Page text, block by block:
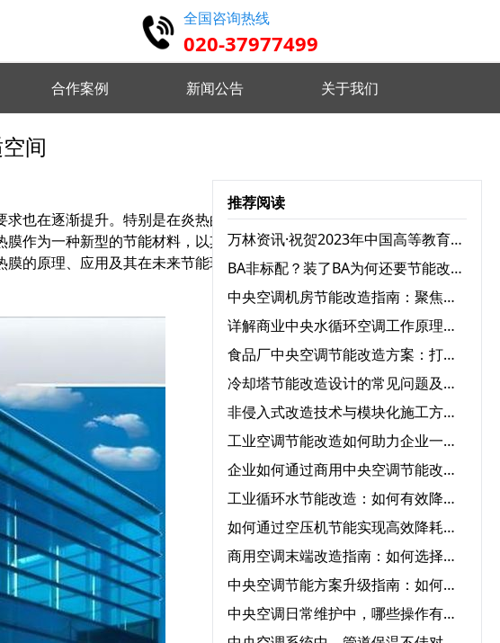
全国咨询热线
020-37977499
数字孪生
全要素可视化 高精度仿真 设计认证维护
故障预测识别 实时监控分析 优化设备状态
智慧消防
多维度数据分析 自定义监测需求 灵活配置任务
合作案例 新闻公告 关于我们
间
也在逐渐提升。特别是在炎热的夏
作为一种新型的节能材料，以其出色
的原理、应用及其在未来节能环保领
推荐阅读
万林资讯·祝贺2023年中国高等教育学会档案工作分会与广东省高校档案工作协会学术年会圆满召开
BA非标配？装了BA为何还要节能改造？
中央空调机房节能改造指南：聚焦三大耗电设备，实现能效跃升
详解商业中央水循环空调工作原理：为何舒适又高效？
食品厂中央空调节能改造方案：打造绿色节能生产环境
冷却塔节能改造设计的常见问题及解决方案
非侵入式改造技术与模块化施工方案在中央空调节能改造中的协同应用‌
工业空调节能改造如何助力企业一年节省50%能源成本？
企业如何通过商用中央空调节能改造实现低碳运营？
工业循环水节能改造：如何有效降低成本并提高效率？
如何通过空压机节能实现高效降耗与节能？
商用空调末端改造指南：如何选择节能改造公司提升冷暖效率
中央空调节能方案升级指南：如何快速实现节能转型？
中央空调日常维护中，哪些操作有助于降低能耗？‌